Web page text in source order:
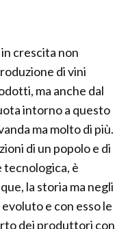
crescita non
di vini
ma anche dal
intorno a questo
ma molto di più.
di un popolo e di
tecnologica, è
la storia ma negli
e con esso le
dei produttori con